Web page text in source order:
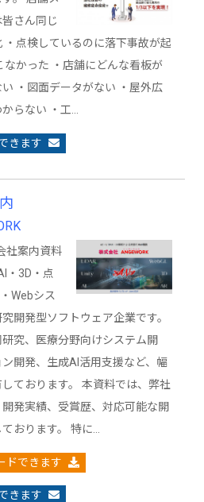
さん同じ
・点検しているのに落下事故が起
なかった ・店舗にどんな看板が
・図面データがない ・屋外広
らない ・工…
きます
社案内資料
・3D・点
Webシス
開発型ソフトウェア企業です。
究、医療分野向けシステム開
開発、生成AI活用支援など、幅
ております。 本資料では、弊社
発実績、受賞歴、対応可能な開
おります。 特に…
ドできます
きます